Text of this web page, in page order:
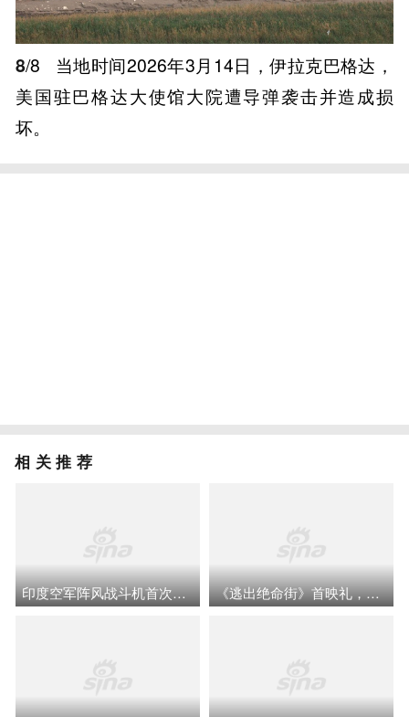
8/8
当地时间2026年3月14日，伊拉克巴格达，
美国驻巴格达大使馆大院遭导弹袭击并造成损
坏。
相关推荐
印度空军阵风战斗机首次参加澳大利亚“漆黑”多国军演 《逃出绝命街》首映礼，恐龙会动震撼现场